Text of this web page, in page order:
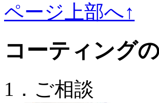
ページ上部へ↑
コーティング
1．ご相談